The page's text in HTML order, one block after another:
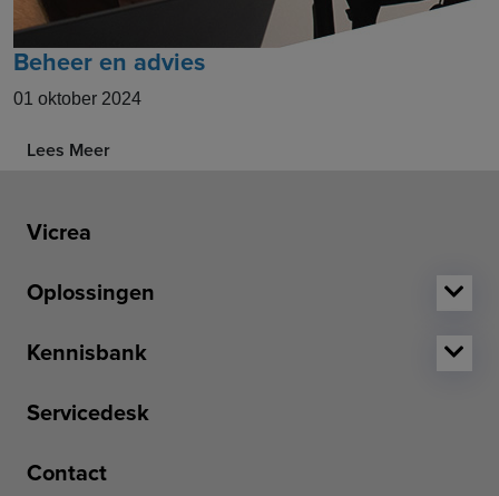
Beheer en advies
01 oktober 2024
Lees Meer
Vicrea
Oplossingen
Kennisbank
Servicedesk
Contact